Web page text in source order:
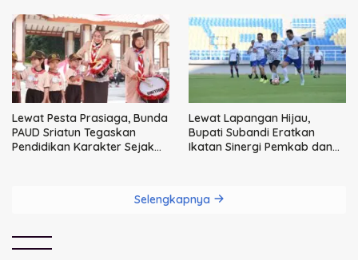
Lewat Pesta Prasiaga, Bunda
PAUD Sriatun Tegaskan
Pendidikan Karakter Sejak
Lewat Lapangan Hijau,
Bupati Subandi Eratkan
Ikatan Sinergi Pemkab dan
Selengkapnya